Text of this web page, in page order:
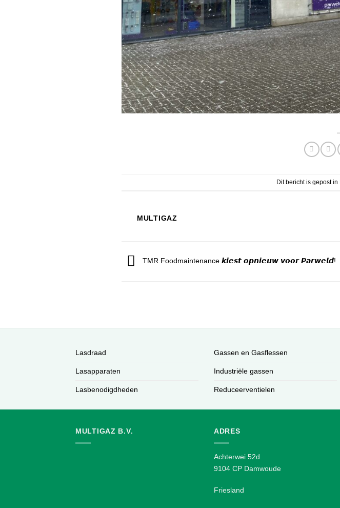
Dit bericht is gepost in
MULTIGAZ
TMR Foodmaintenance 𝙠𝙞𝙚𝙨𝙩 𝙤𝙥𝙣𝙞𝙚𝙪𝙬 𝙫𝙤𝙤𝙧 𝙋𝙖𝙧𝙬𝙚𝙡𝙙!
Lasdraad
Lasapparaten
Lasbenodigdheden
Gassen en Gasflessen
Industriële gassen
Reduceerventielen
MULTIGAZ B.V. ADRES
Achterwei 52d
9104 CP Damwoude
Friesland